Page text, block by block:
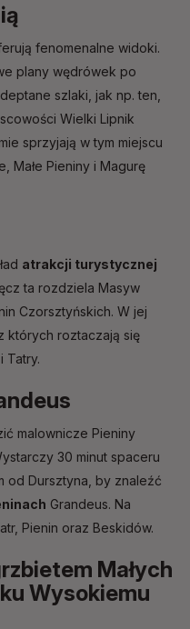
fenomenalne widoki.
plany wędrówek po
szlaki, jak np. ten,
Wielki Lipnik
sprzyjają w tym miejscu
Małe Pieniny i Magurę
atrakcji turystycznej
ta rozdziela Masyw
Czorsztyńskich. W jej
których roztaczają się
Tatry.
malownicze Pieniny
30 minut spaceru
od Dursztyna, by znaleźć
Grandeus. Na
Pienin oraz Beskidów.
Małych
Wysokiemu